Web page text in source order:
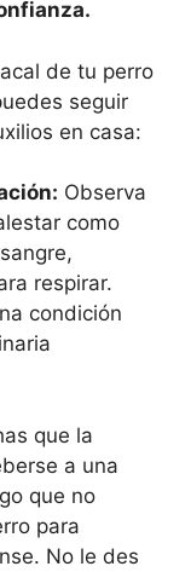
de tu perro
seguir
en casa:
Observa
como
respirar.
condición
que la
a una
que no
para
No le des